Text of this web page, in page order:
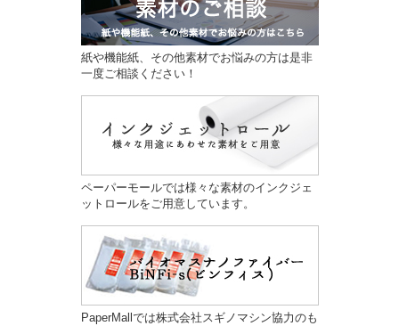
紙や機能紙、その他素材でお悩みの方は是非
一度ご相談ください！
ペーパーモールでは様々な素材のインクジェ
ットロールをご用意しています。
PaperMallでは株式会社スギノマシン協力のも